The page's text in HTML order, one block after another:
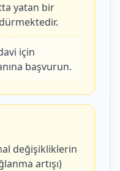
yatan bir
için
başvurun.
değişikliklerin
artışı)